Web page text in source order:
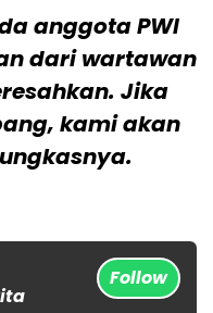
anggota PWI
dari wartawan
Jika
kami akan
Follow